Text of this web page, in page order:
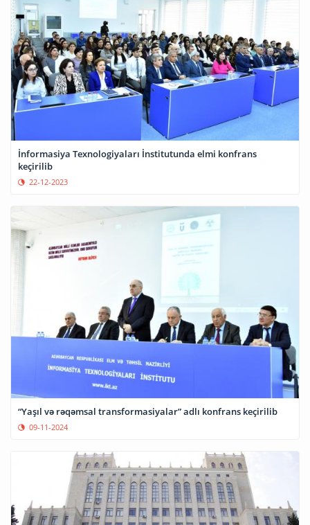
İnformasiya Texnologiyaları İnstitutunda elmi konfrans
keçirilib
22-12-2023
“Yaşıl və rəqəmsal transformasiyalar” adlı konfrans keçirilib
09-11-2024